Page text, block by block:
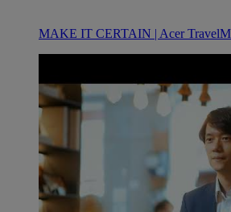
MAKE IT CERTAIN | Acer